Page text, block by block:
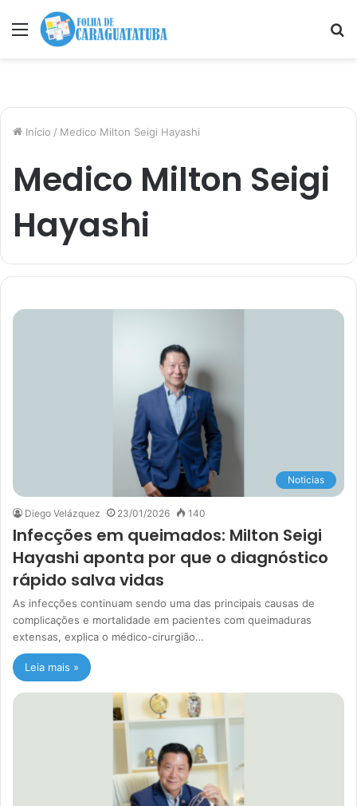
Menu
Início / Medico Milton Seigi Hayashi
Medico Milton Seigi
Hayashi
Noticias
Diego Velázquez 23/01/2026 140
Infecções em queimados: Milton Seigi
Hayashi aponta por que o diagnóstico
rápido salva vidas
As infecções continuam sendo uma das principais causas de
complicações e mortalidade em pacientes com queimaduras
extensas, explica o médico-cirurgião…
Leia mais »